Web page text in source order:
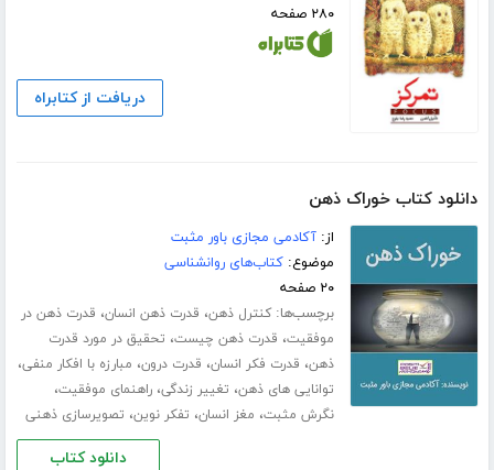
۲۸۰ صفحه
دریافت از کتابراه
دانلود کتاب خوراک ذهن
از:آکادمی مجازی باور مثبت
موضوع:کتاب‌های روانشناسی
۲۰ صفحه
برچسب‌ها:کنترل ذهن، قدرت ذهن انسان، قدرت ذهن در
موفقیت، قدرت ذهن چیست، تحقیق در مورد قدرت
ذهن، قدرت فکر انسان، قدرت درون، مبارزه با افکار منفی،
توانایی های ذهن، تغییر زندگی،راهنمای موفقیت،
نگرش مثبت، مغز انسان، تفکر نوین، تصویرسازی ذهنی
دانلود کتاب